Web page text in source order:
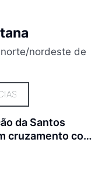
nordeste de
da Santos
cruzamento com